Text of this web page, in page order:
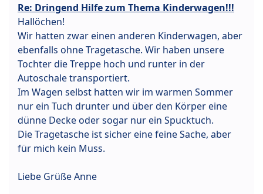
Re: Dringend Hilfe zum Thema Kinderwagen!!!
Hallöchen!
Wir hatten zwar einen anderen Kinderwagen, aber
ebenfalls ohne Tragetasche. Wir haben unsere
Tochter die Treppe hoch und runter in der
Autoschale transportiert.
Im Wagen selbst hatten wir im warmen Sommer
nur ein Tuch drunter und über den Körper eine
dünne Decke oder sogar nur ein Spucktuch.
Die Tragetasche ist sicher eine feine Sache, aber
für mich kein Muss.
Liebe Grüße Anne